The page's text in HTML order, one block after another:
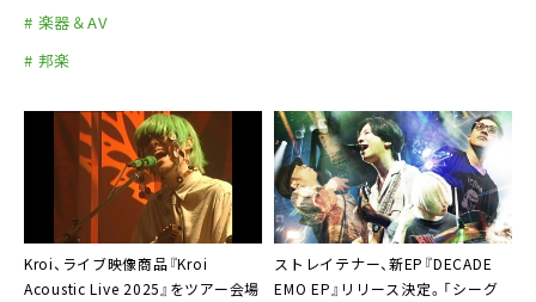
# 楽器＆AV
# 邦楽
Kroi、ライブ映像商品『Kroi
Acoustic Live 2025』をツアー会場
ストレイテナー、新EP『DECADE
EMO EP』リリース決定。「シーグ